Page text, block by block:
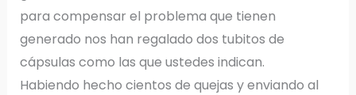
para compensar el problema que tienen
generado nos han regalado dos tubitos de
cápsulas como las que ustedes indican.
Habiendo hecho cientos de quejas y enviando al